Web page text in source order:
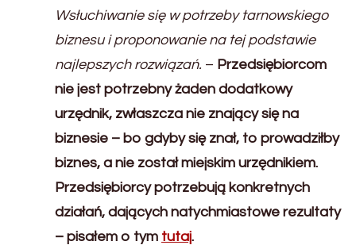
Wsłuchiwanie się w potrzeby tarnowskiego
biznesu i proponowanie na tej podstawie
najlepszych rozwiązań. – Przedsiębiorcom
nie jest potrzebny żaden dodatkowy
urzędnik, zwłaszcza nie znający się na
biznesie – bo gdyby się znał, to prowadziłby
biznes, a nie został miejskim urzędnikiem.
Przedsiębiorcy potrzebują konkretnych
działań, dających natychmiastowe rezultaty
– pisałem o tym tutaj.